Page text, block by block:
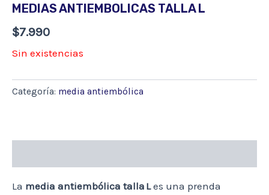
MEDIAS ANTIEMBOLICAS TALLA L
$7.990
Sin existencias
Categoría: media antiembólica
La media antiembólica talla Les una prenda